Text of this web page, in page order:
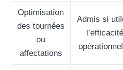
Optimisation
des tournées
ou
affectations
Admis si
l’efficacité